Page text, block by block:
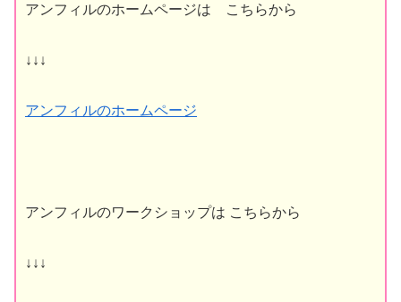
アンフィルのホームページは こちらから
↓↓↓
アンフィルのホームページ
アンフィルのワークショップは こちらから
↓↓↓